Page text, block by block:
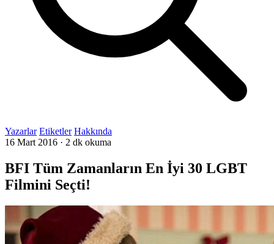
Yazarlar Etiketler Hakkında
16 Mart 2016 · 2 dk okuma
BFI Tüm Zamanların En İyi 30 LGBT
Filmini Seçti!